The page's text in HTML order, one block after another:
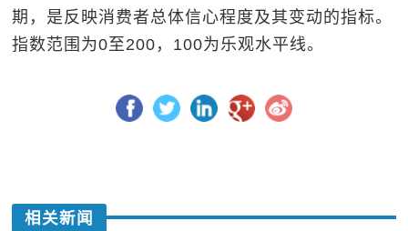
期，是反映消费者总体信心程度及其变动的指标。
指数范围为0至200，100为乐观水平线。
相关新闻